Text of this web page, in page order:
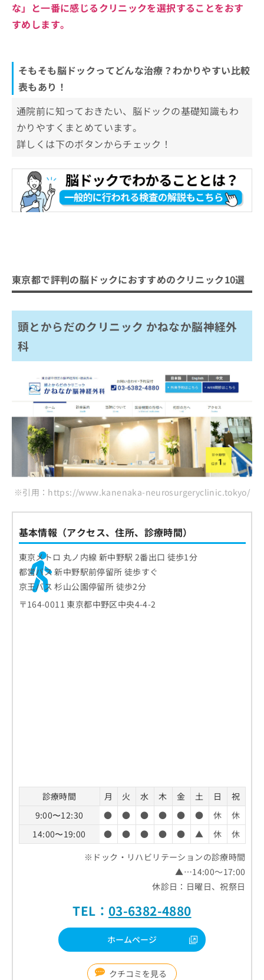
な」と一番に感じるクリニックを選択することをおす
すめします。
そもそも脳ドックってどんな治療？わかりやすい比較
表もあり！
通院前に知っておきたい、脳ドックの基礎知識もわ
かりやすくまとめています。
詳しくは下のボタンからチェック！
東京都で評判の脳ドックにおすすめのクリニック10選
頭とからだのクリニック かねなか脳神経外
科
※引用：https://www.kanenaka-neurosurgeryclinic.tokyo/
基本情報（アクセス、住所、診療時間）
東京メトロ 丸ノ内線 新中野駅 2番出口 徒歩1分
都営バス 新中野駅前停留所 徒歩すぐ
京王バス 杉山公園停留所 徒歩2分
〒164-0011 東京都中野区中央4-4-2
診療時間 月 火 水 木 金 土 日
祝
9:00〜12:30
● ● ● ● ● ● 休
休
14:00〜19:00
● ● ● ● ● ▲ 休
休
※ドック・リハビリテーションの診療時間
▲…14:00～17:00
休診日：日曜日、祝祭日
TEL： 03-6382-4880
ホームページ
クチコミを見る